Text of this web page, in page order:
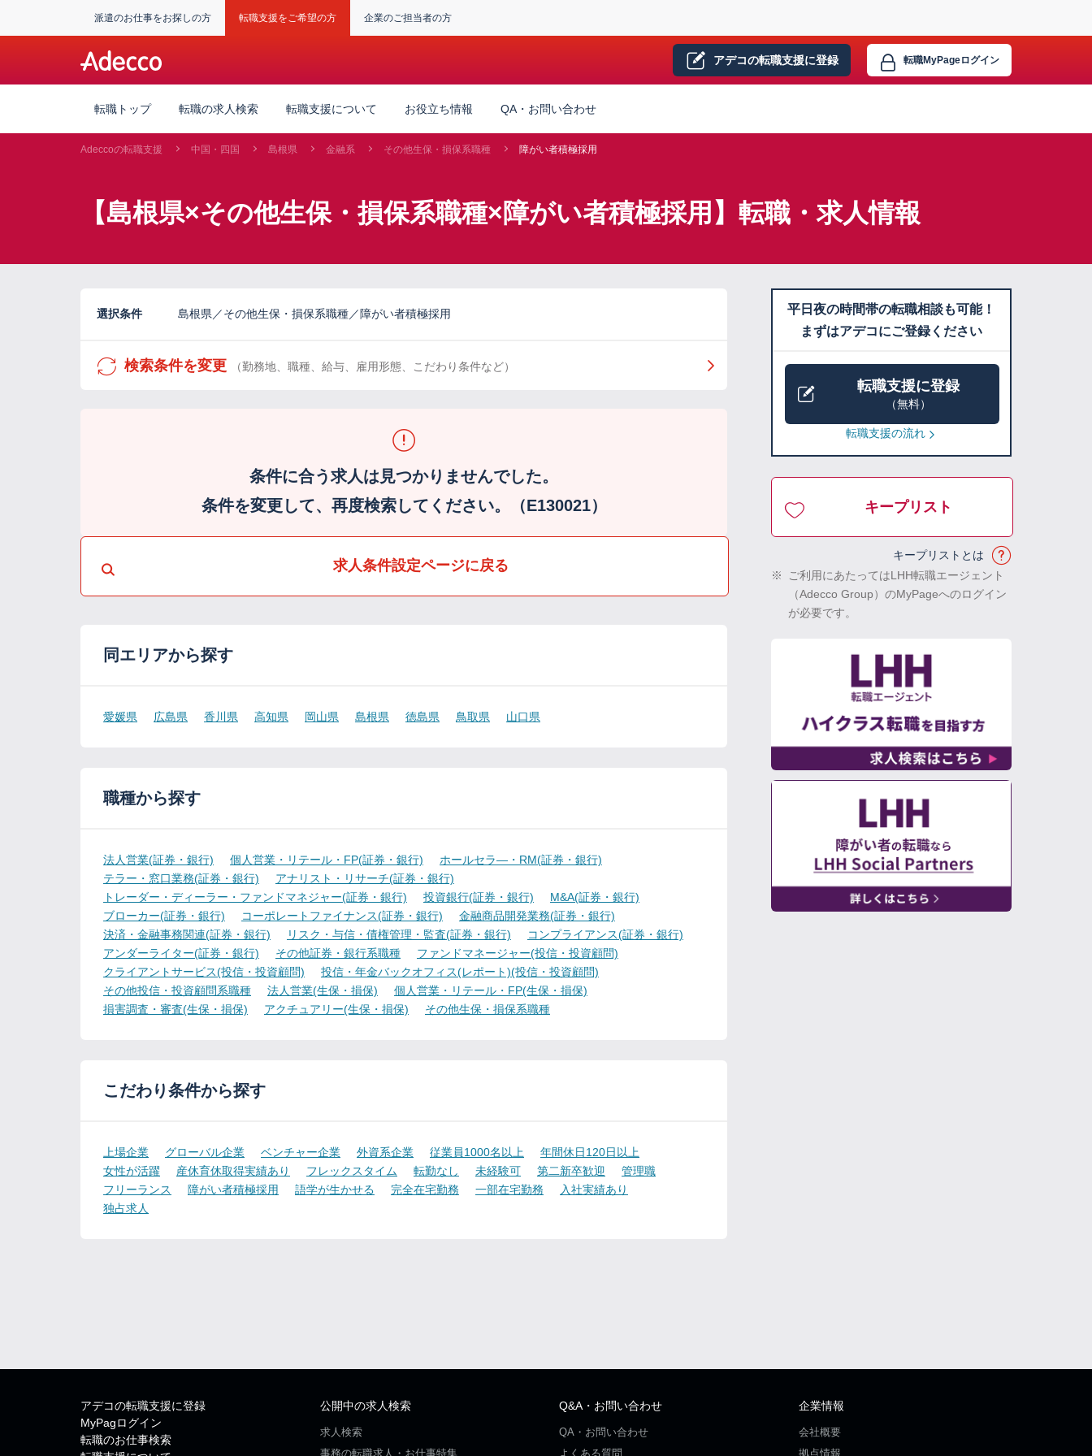
派遣のお仕事をお探しの方 転職支援をご希望の方 企業のご担当者の方
アデコの転職支援に登録 転職MyPageログイン
転職トップ 転職の求人検索 転職支援について お役立ち情報 QA・お問い合わせ
Adeccoの転職支援 中国・四国 島根県 金融系 その他生保・損保系職種 障がい者積極採用
【島根県×その他生保・損保系職種×障がい者積極採用】転職・求人情報
選択条件 島根県／その他生保・損保系職種／障がい者積極採用
検索条件を変更 （勤務地、職種、給与、雇用形態、こだわり条件など）
条件に合う求人は見つかりませんでした。
条件を変更して、再度検索してください。（E130021）
求人条件設定ページに戻る
同エリアから探す
愛媛県 広島県 香川県 高知県 岡山県 島根県 徳島県 鳥取県 山口県
職種から探す
法人営業(証券・銀行) 個人営業・リテール・FP(証券・銀行)
ホールセラ―・RM(証券・銀行)
テラー・窓口業務(証券・銀行)
アナリスト・リサーチ(証券・銀行)
トレーダー・ディーラー・ファンドマネジャー(証券・銀行)
投資銀行(証券・銀行)
M&A(証券・銀行)
ブローカー(証券・銀行)
コーポレートファイナンス(証券・銀行)
金融商品開発業務(証券・銀行)
決済・金融事務関連(証券・銀行)
リスク・与信・債権管理・監査(証券・銀行)
コンプライアンス(証券・銀行)
アンダーライター(証券・銀行)
その他証券・銀行系職種
ファンドマネージャー(投信・投資顧問)
クライアントサービス(投信・投資顧問)
投信・年金バックオフィス(レポート)(投信・投資顧問)
その他投信・投資顧問系職種
法人営業(生保・損保)
個人営業・リテール・FP(生保・損保)
損害調査・審査(生保・損保)
アクチュアリー(生保・損保) その他生保・損保系職種
こだわり条件から探す
上場企業 グローバル企業 ベンチャー企業 外資系企業 従業員1000名以上
年間休日120日以上
女性が活躍
産休育休取得実績あり フレックスタイム 転勤なし 未経験可 第二新卒歓迎
管理職
フリーランス
障がい者積極採用 語学が生かせる 完全在宅勤務 一部在宅勤務
入社実績あり
独占求人
平日夜の時間帯の転職相談も可能！
まずはアデコにご登録ください
転職支援に登録
（無料）
転職支援の流れ
キープリスト
キープリストとは
※
ご利用にあたってはLHH転職エージェント
（Adecco Group）のMyPageへのログイン
が必要です。
アデコの転職支援に登録
MyPagログイン
転職のお仕事検索
公開中の求人検索
求人検索
事務の転職求人・お仕事特集
Q&A・お問い合わせ
QA・お問い合わせ
よくある質問
企業情報
会社概要
拠点情報